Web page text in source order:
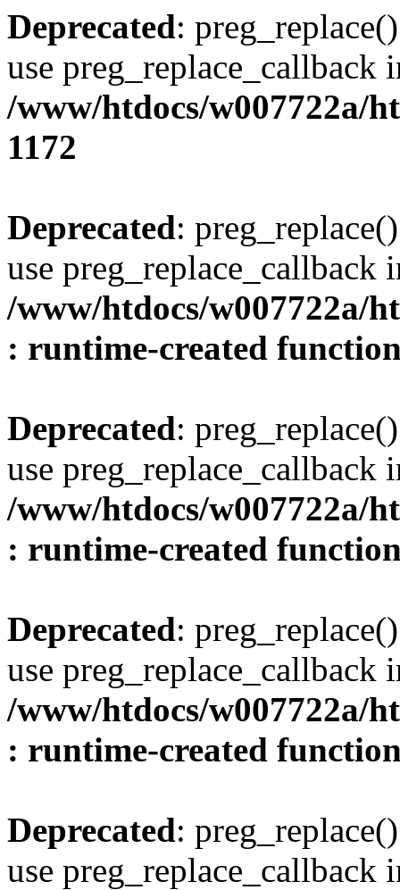
Deprecated:
use preg_replace_callback
/www/htdocs/w007722a/
1172
Deprecated:
use preg_replace_callback
/www/htdocs/w007722a/
: runtime-created
Deprecated:
use preg_replace_callback
/www/htdocs/w007722a/
: runtime-created
Deprecated:
use preg_replace_callback
/www/htdocs/w007722a/
: runtime-created
Deprecated:
use preg_replace_callback